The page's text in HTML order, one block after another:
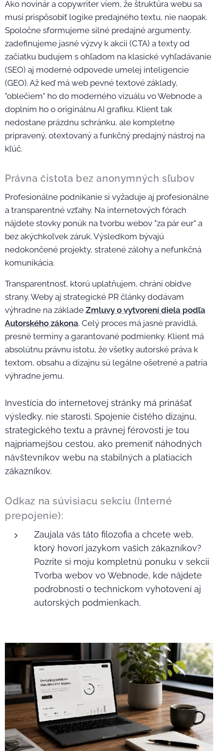
Ako novinár a copywriter viem, že štruktúra webu sa
musí prispôsobiť logike predajného textu, nie naopak.
Spoločne sformujeme silné predajné argumenty,
zadefinujeme jasné výzvy k akcii (CTA) a texty od
začiatku budujem s ohľadom na klasické vyhľadávanie
(SEO) aj moderné odpovede umelej inteligencie
(GEO). Až keď má web pevné textové základy,
"oblečiem" ho do moderného vizuálu vo Webnode a
doplním ho o originálnu AI grafiku. Klient tak
nedostane prázdnu schránku, ale kompletne
pripravený, otextovaný a funkčný predajný nástroj na
kľúč.
Právna čistota bez anonymných sľubov
Profesionálne podnikanie si vyžaduje aj profesionálne
a transparentné vzťahy. Na internetových fórach
nájdete stovky ponúk na tvorbu webov "za pár eur" a
bez akýchkoľvek záruk. Výsledkom bývajú
nedokončené projekty, stratené zálohy a nefunkčná
komunikácia.
Transparentnosť, ktorú uplatňujem, chráni obidve
strany. Weby aj strategické PR články dodávam
výhradne na základe Zmluvy o vytvorení diela podľa
Autorského zákona. Celý proces má jasné pravidlá,
presné termíny a garantované podmienky. Klient má
absolútnu právnu istotu, že všetky autorské práva k
textom, obsahu a dizajnu sú legálne ošetrené a patria
výhradne jemu.
Investícia do internetovej stránky má prinášať
výsledky, nie starosti. Spojenie čistého dizajnu,
strategického textu a právnej férovosti je tou
najpriamejšou cestou, ako premeniť náhodných
návštevníkov webu na stabilných a platiacich
zákazníkov.
Odkaz na súvisiacu sekciu (Interné
prepojenie):
Zaujala vás táto filozofia a chcete web,
ktorý hovorí jazykom vašich zákazníkov?
Pozrite si moju kompletnú ponuku v sekcii
Tvorba webov vo Webnode, kde nájdete
podrobnosti o technickom vyhotovení aj
autorských podmienkach.